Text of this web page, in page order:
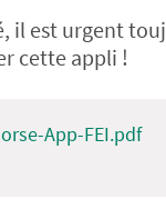
il est urgent
cette appli !
App-FEI.pdf